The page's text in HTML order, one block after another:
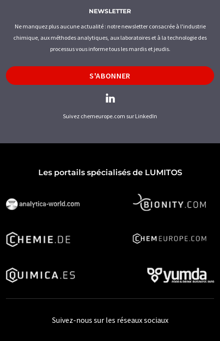
NEWSLETTER
Ne manquez plus aucune actualité : notre newsletter consacrée à l'industrie
chimique, aux méthodes analytiques, aux laboratoires et à la technologie des
processus vous informe tous les mardis et jeudis.
S'ABONNER
Suivez chemeurope.com sur LinkedIn
Les portails spécialisés de LUMITOS
Suivez-nous sur les réseaux sociaux